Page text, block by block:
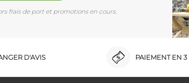
frais de port et promotions en cours.
D'AVIS PAIEMENT EN 3